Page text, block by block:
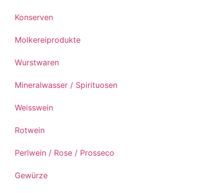
Konserven
Molkereiprodukte
Wurstwaren
Mineralwasser / Spirituosen
Weisswein
Rotwein
Perlwein / Rose / Prosseco
Gewürze